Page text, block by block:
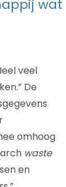
wat
veel
De
omhoog
waste
en